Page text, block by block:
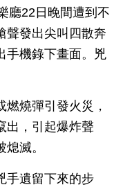
廳22日晚間遭到不
聲發出尖叫四散奔
手機錄下畫面。兇
燒彈引發火災，
出，引起爆炸聲
滅。
手遺留下來的步